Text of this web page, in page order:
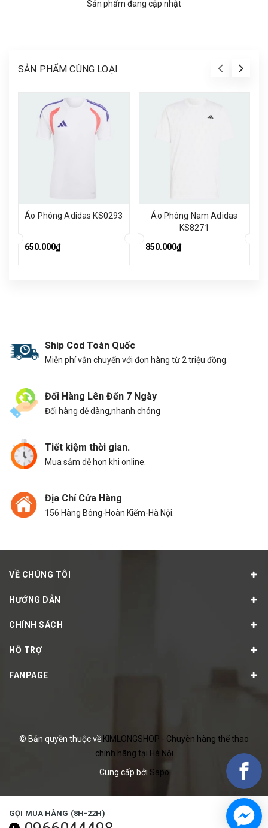
Sản phẩm đang cập nhật
SẢN PHẨM CÙNG LOẠI
Áo Phông Adidas KS0293
650.000₫
Áo Phông Nam Adidas
KS8271
850.000₫
Ship Cod Toàn Quốc
Miễn phí vận chuyển với đơn hàng từ 2 triệu đồng.
Đổi Hàng Lên Đến 7 Ngày
Đổi hàng dễ dàng,nhanh chóng
Tiết kiệm thời gian.
Mua sắm dễ hơn khi online.
Địa Chỉ Cửa Hàng
156 Hàng Bông-Hoàn Kiếm-Hà Nội.
VỀ CHÚNG TÔI
HƯỚNG DẪN
CHÍNH SÁCH
HỖ TRỢ
FANPAGE
© Bản quyền thuộc về KIMLONGSHOP - Chuyên hàng thể thao
chính hãng tại Hà Nội
Cung cấp bởi Sapo
GỌI MUA HÀNG (8H-22H)